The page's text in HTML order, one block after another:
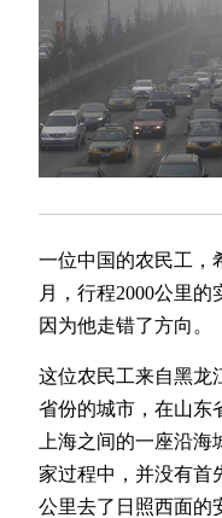
一位中国的农民工，
月，行程2000公里
因为他走错了方向。
这位农民工来自黑龙
省份的城市，在山东
上海之间的一座沿
家过程中，并没有首
公里去了日照西面的